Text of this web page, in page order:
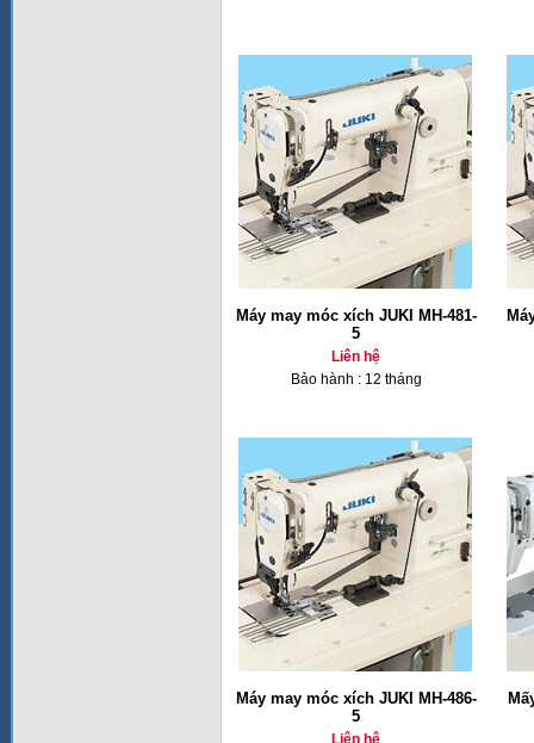
Máy may móc xích JUKI MH-481-
5
Liên hệ
Bảo hành : 12 tháng
Máy may móc xích JUKI MH-486-
5
Liên hệ